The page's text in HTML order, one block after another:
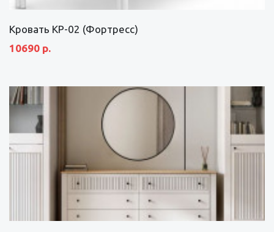
Кровать КР-02 (Фортресс)
10690 р.